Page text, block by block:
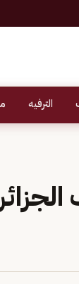
الترفيه